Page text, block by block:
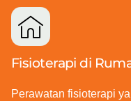
Fisioterapi di
Perawatan fisioterapi